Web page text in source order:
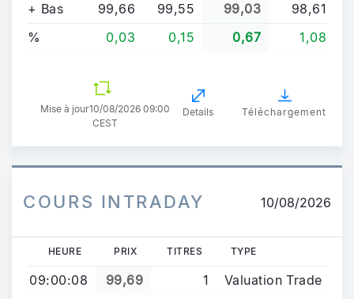
+ Bas
99,66 99,55 99,03
98,61
%
0,03 0,15 0,67 1,08
Mise à jour10/08/2026 09:00
CEST
Details Téléchargement
COURS INTRADAY 10/08/2026
HEURE PRIX TITRES TYPE
09:00:08 99,69 1 Valuation Trade